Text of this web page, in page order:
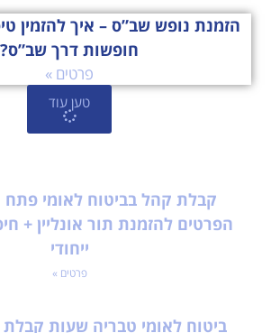
הזמנת נופש שב”ס – איך להזמין
חופשות דרך שב”ס?
פרטים »
טען עוד
קבלת קהל בביטוח לאומי פתח
הפרטים להזמנת תור אונליין +
ייחודי
פרטים »
ביטוח לאומי טבריה שעות